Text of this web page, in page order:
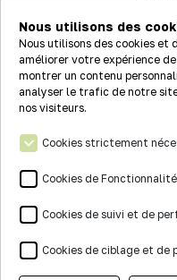
Nos
Nous utilisons des
Nous utilisons des cookies et
améliorer votre expérience
montrer un contenu
analyser le trafic de notre
nos visiteurs.
Cookies strictement
Cookies de Fonctionnalité
Cookies de suivi et de
Cookies de ciblage et de